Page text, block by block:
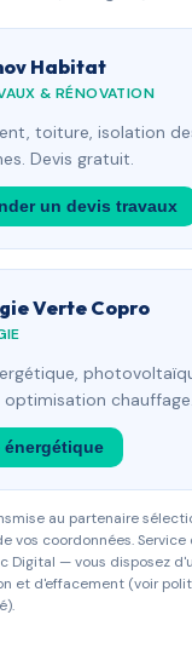
Habitat
& RÉNOVATION
toiture, isolation
Devis gratuit.
un devis travaux
Verte Copro
chauffage.
énergétique
au partenaire
vos coordonnées. Service
Digital — vous disposez
et d'effacement (voir